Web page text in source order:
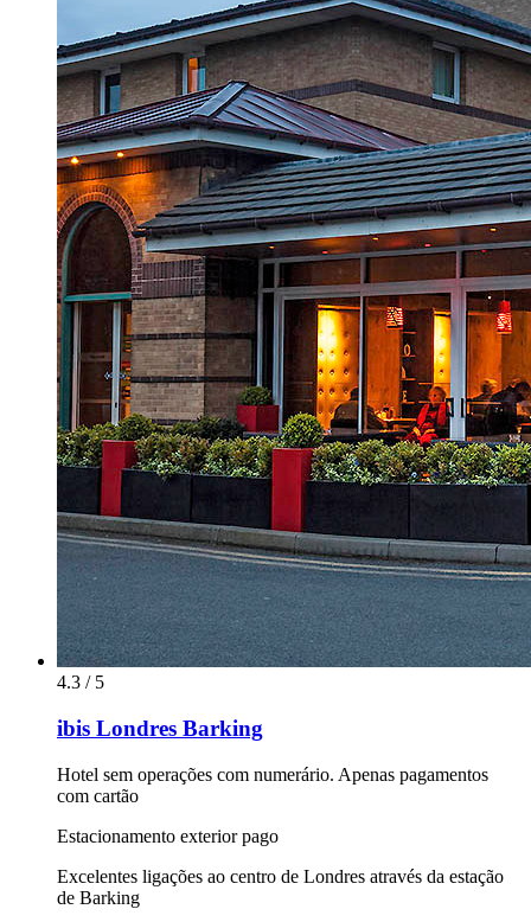
4.3 / 5
ibis Londres Barking
Hotel sem operações com numerário. Apenas pagamentos
com cartão
Estacionamento exterior pago
Excelentes ligações ao centro de Londres através da estação
de Barking